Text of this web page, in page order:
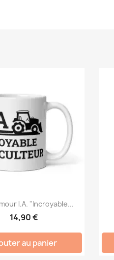
I.A. "Incroyable...
14,90 €
au panier